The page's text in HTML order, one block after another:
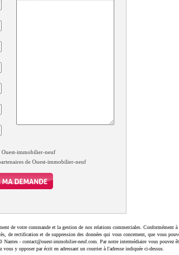
Ouest-immobilier-neuf
de Ouest-immobilier-neuf
de votre commande et la gestion de nos relations commerciales. Conformément à
rectification et de suppression des données qui vous concernent, que vous
- contact@ouest-immobilier-neuf.com. Par notre intermédiaire vous pouvez
y opposer par écrit en adressant un courrier à l'adresse indiquée ci-dessus.